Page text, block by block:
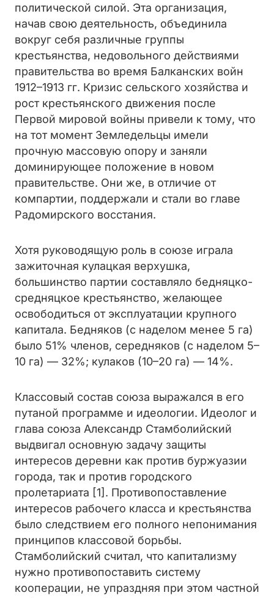
политической силой. Эта организация,
начав свою деятельность, объединила
вокруг себя различные группы
крестьянства, недовольного действиями
правительства во время Балканских войн
1912–1913 гг. Кризис сельского хозяйства и
рост крестьянского движения после
Первой мировой войны привели к тому, что
на тот момент Земледельцы имели
прочную массовую опору и заняли
доминирующее положение в новом
правительстве. Они же, в отличие от
компартии, поддержали и стали во главе
Радомирского восстания.
Хотя руководящую роль в союзе играла
зажиточная кулацкая верхушка,
большинство партии составляло бедняцко-
средняцкое крестьянство, желающее
освободиться от эксплуатации крупного
капитала. Бедняков (с наделом менее 5 га)
было 51% членов, середняков (с наделом 5–
10 га) — 32%; кулаков (10–20 га) — 14%.
Классовый состав союза выражался в его
путаной программе и идеологии. Идеолог и
глава союза Александр Стамболийский
выдвигал основную задачу защиты
интересов деревни как против буржуазии
города, так и против городского
пролетариата [1]. Противопоставление
интересов рабочего класса и крестьянства
было следствием его полного непонимания
принципов классовой борьбы.
Стамболийский считал, что капитализму
нужно противопоставить систему
кооперации, не упраздняя при этом частной